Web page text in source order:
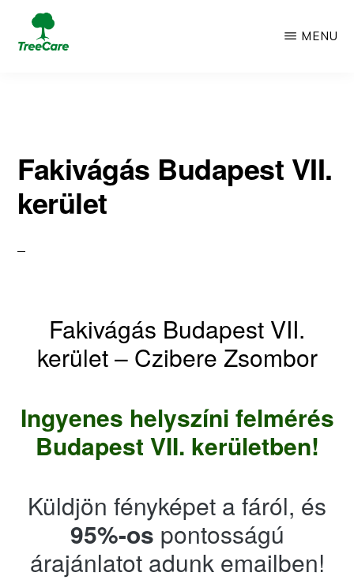
Skip
WordPress
oldal
MENU
Fakivágás Budapest VII.
kerület
Fakivágás Budapest VII.
kerület – Czibere Zsombor
Ingyenes helyszíni felmérés
Budapest VII. kerületben!
Küldjön fényképet a fáról, és
95%-os pontosságú
árajánlatot adunk emailben!